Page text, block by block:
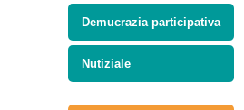
Demucrazia participativa
Nutiziale